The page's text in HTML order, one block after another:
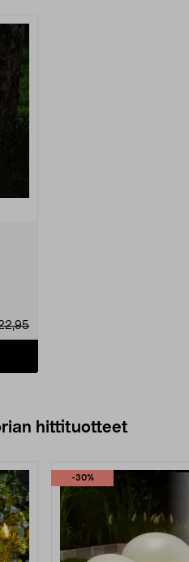
31
hittituotteet
-30%